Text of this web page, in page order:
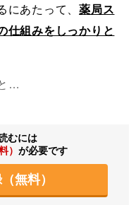
にあたって、薬局ス
仕組みをしっかりと
…
むには
） が必要です
無料）